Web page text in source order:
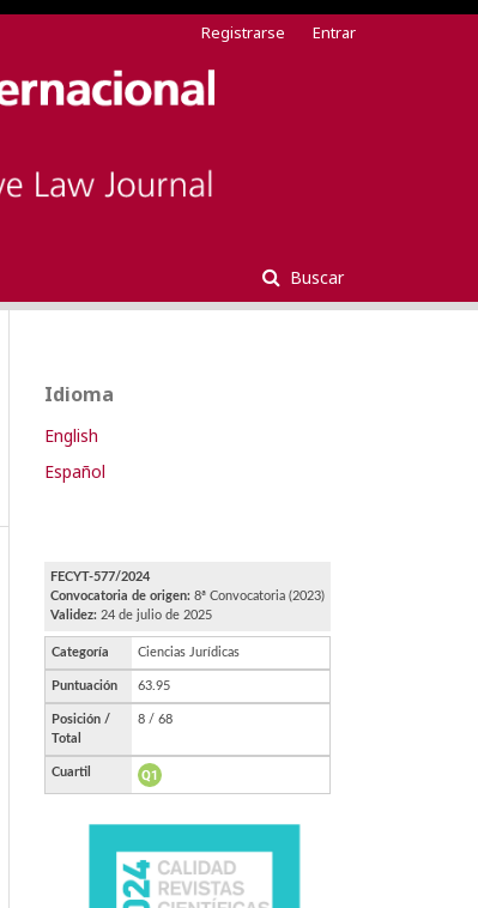
Buscar
Registrarse Entrar
Idioma
English
Español